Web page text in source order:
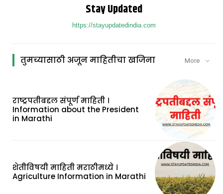
Stay Updated
https://stayupdatedindia.com
तुमच्यासाठी अजून माहितीचा खजिना More
राष्ट्रपतीबद्दल संपूर्ण माहिती ।
Information about the President
in Marathi
शेतीविषयी माहिती मराठीमध्ये ।
Agriculture Information in Marathi